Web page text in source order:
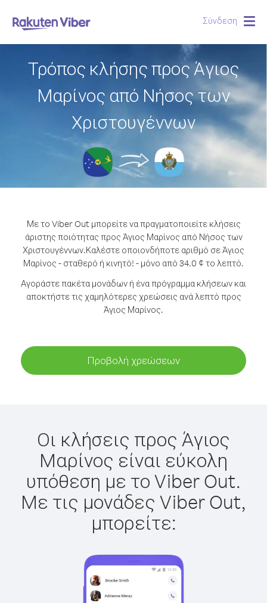
Σύνδεση
Τρόπος κλήσης προς Άγιος
Μαρίνος από Νήσος των
Χριστουγέννων
Με το Viber Out μπορείτε να πραγματοποιείτε κλήσεις
άριστης ποιότητας προς Άγιος Μαρίνος από Νήσος των
Χριστουγέννων.Καλέστε οποιονδήποτε αριθμό σε Άγιος
Μαρίνος - σταθερό ή κινητό! - μόνο από 34.0 ¢ το λεπτό.
Αγοράστε πακέτα μονάδων ή ένα πρόγραμμα κλήσεων και
αποκτήστε τις χαμηλότερες χρεώσεις ανά λεπτό προς
Άγιος Μαρίνος.
Προβολή χρεώσεων
Οι κλήσεις προς Άγιος
Μαρίνος είναι εύκολη
υπόθεση με το Viber Out.
Με τις μονάδες Viber Out,
μπορείτε: